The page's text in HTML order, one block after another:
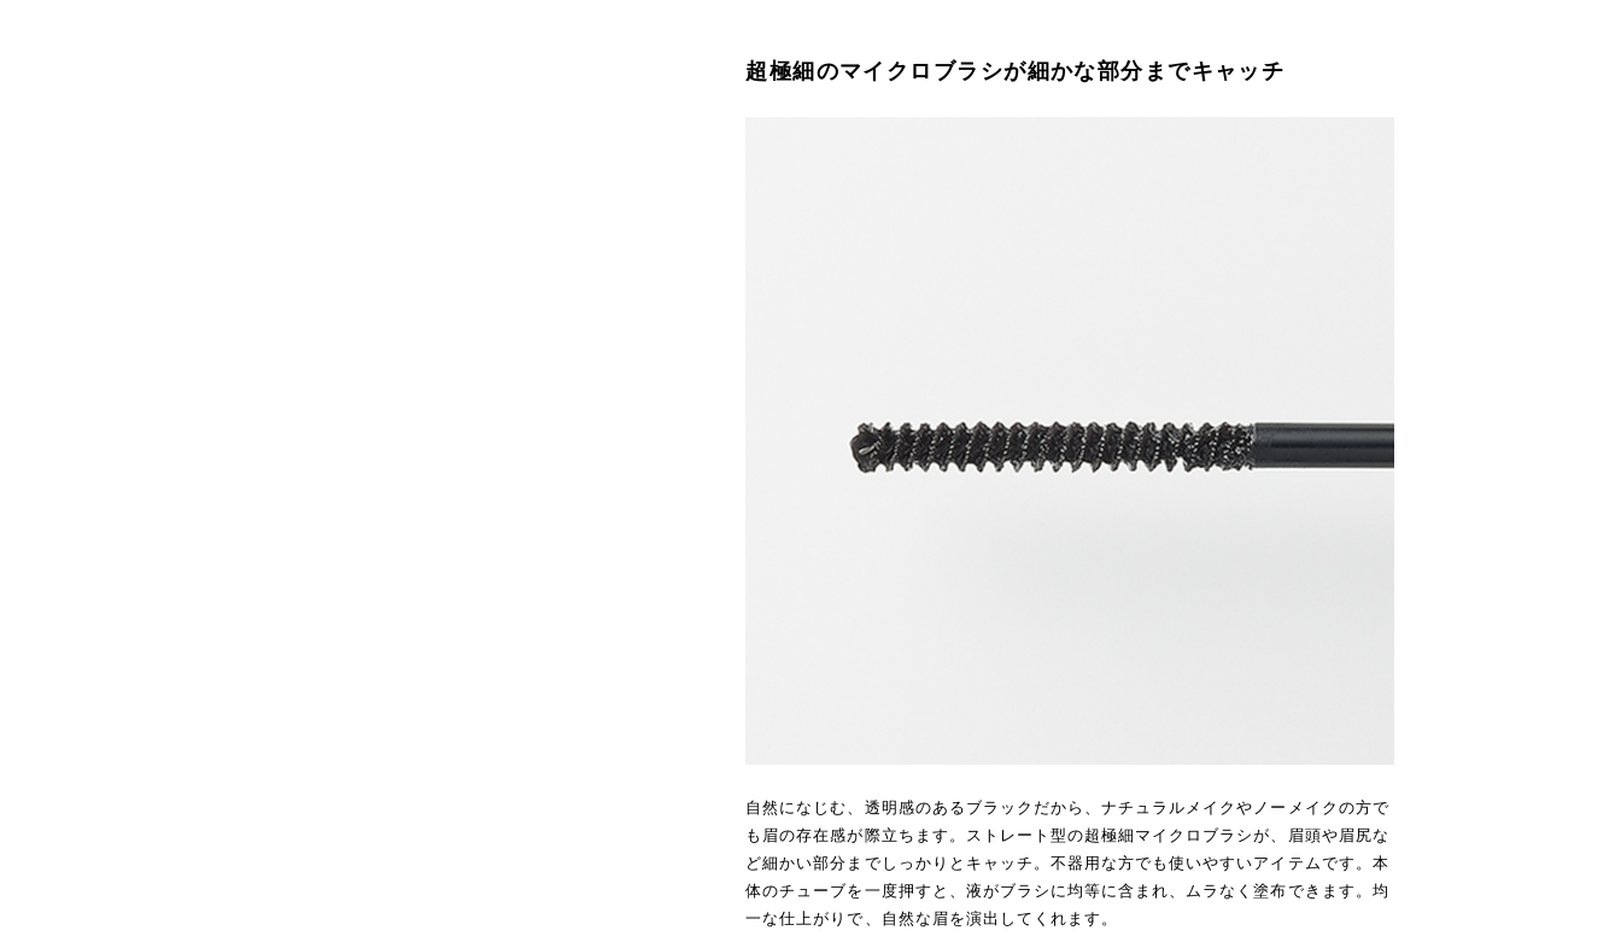
超極細のマイクロブラシが細かな部分までキャッチ
自然になじむ、透明感のあるブラックだから、ナチュラルメイクやノーメイクの方で
も眉の存在感が際立ちます。ストレート型の超極細マイクロブラシが、眉頭や眉尻な
ど細かい部分までしっかりとキャッチ。不器用な方でも使いやすいアイテムです。本
体のチューブを一度押すと、液がブラシに均等に含まれ、ムラなく塗布できます。均
一な仕上がりで、自然な眉を演出してくれます。